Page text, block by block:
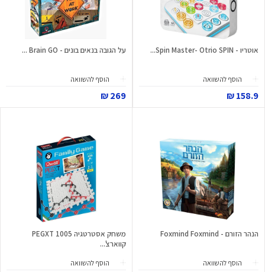
אוטריו - Spin Master- Otrio SPIN...
הוסף להשוואה
158.9 ₪
על הגובה בנאים בונים - Brain GO ...
הוסף להשוואה
269 ₪
הנהר הזורם - Foxmind Foxmind
הוסף להשוואה
משחק אסטרטגיה PEGXT 1005
קווארצ'...
הוסף להשוואה